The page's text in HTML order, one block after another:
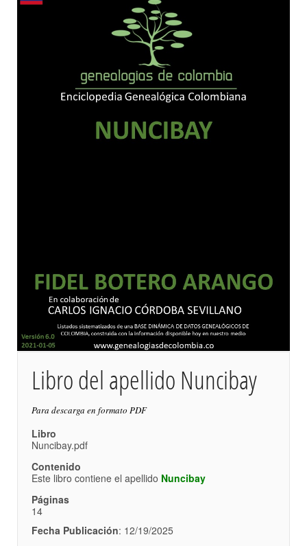
Libro del apellido Nuncibay
Para descarga en formato PDF
Libro
Nuncibay.pdf
Contenido
Este libro contiene el apellido Nuncibay
Páginas
14
Fecha Publicación: 12/19/2025